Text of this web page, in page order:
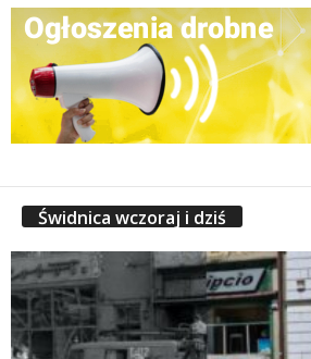
Świdnica wczoraj i dziś